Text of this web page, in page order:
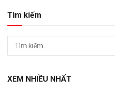
Tìm kiếm
XEM NHIỀU NHẤT